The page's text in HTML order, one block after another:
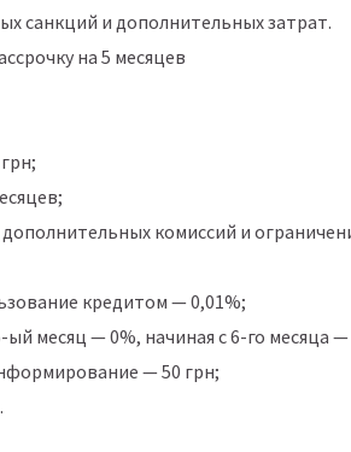
санкций и дополнительных затрат.
на 5 месяцев
комиссий и
кредитом — 0,01%;
месяц — 0%, начиная с 6-го месяца
— 50 грн;